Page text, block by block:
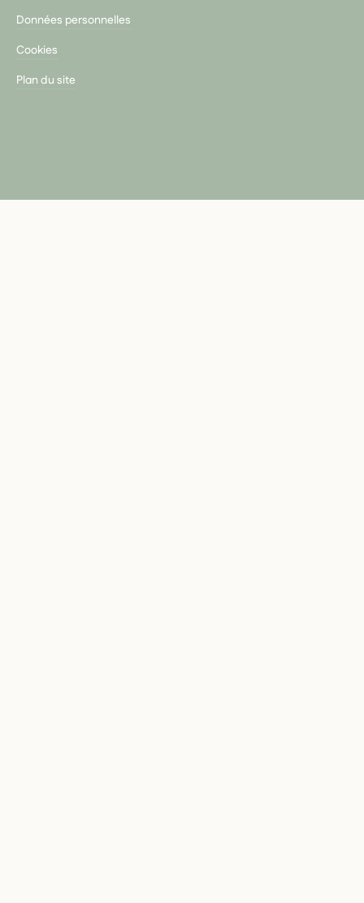
Données personnelles
Cookies
Plan du site